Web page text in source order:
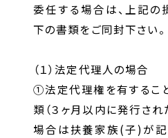
委任する場合は、上記の
下の書類をご同封下さい。
（１）法定代理人の場合
①法定代理権を有するこ
類（３ヶ月以内に発行さ
場合は扶養家族(子)が